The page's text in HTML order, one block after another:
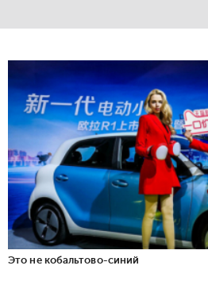
Это не кобальтово-синий